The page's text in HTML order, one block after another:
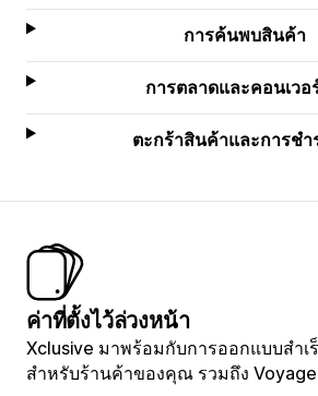
การค้นพบสินค้า
การตลาดและคอนเวอ
ตะกร้าสินค้าและการชำ
ค่าที่ตั้งไว้ล่วงหน้า
Xclusive มาพร้อมกับการออกแบบสำเ
สำหรับร้านค้าของคุณ รวมถึง Voyage